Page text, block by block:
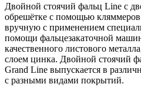
Двойной стоячий фальц Line с
обрешётке с помощью
вручную с применением
помощи фальцезакаточной
качественного листового
слоем цинка. Двойной стоячий
Grand Line выпускается в
с разными видами покрытий.